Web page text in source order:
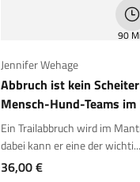
90
Jennifer Wehage
Abbruch ist kein
Mensch-Hund-Teams
Ein Trailabbruch wird im
dabei kann er eine der wichti...
Angebot
36,00 €